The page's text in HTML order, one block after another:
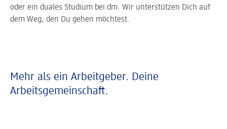
oder ein duales Studium bei dm. Wir unterstützen Dich auf
dem Weg, den Du gehen möchtest.
Mehr als ein Arbeitgeber. Deine
Arbeitsgemeinschaft.